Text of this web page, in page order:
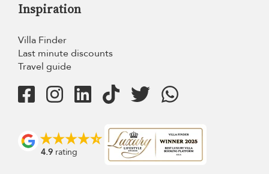
Inspiration
Villa Finder
Last minute discounts
Travel guide
4.9 rating